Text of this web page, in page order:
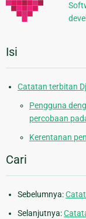
Isi
Catatan terbitan
Pengguna
percobaan
Kerentanan
Cari
Sebelumnya:
Selanjutnya: